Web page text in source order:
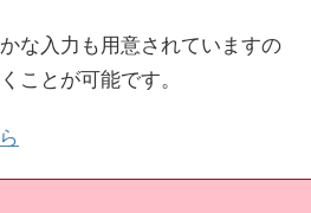
な入力も用意されていますの
ことが可能です。